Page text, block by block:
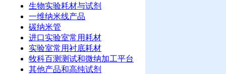
生物实验耗材与试剂
一维纳米线产品
碳纳米管
进口实验室常用耗材
实验室常用衬底耗材
牧科百测测试和微纳加工平台
其他产品和高纯试剂